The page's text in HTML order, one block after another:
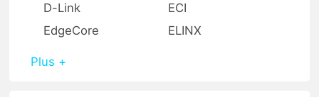
D-Link
ECI
EdgeCore
ELINX
Plus +